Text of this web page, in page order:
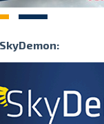
2
SkyDemon: